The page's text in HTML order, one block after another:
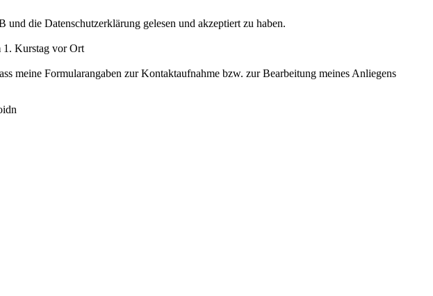
die Datenschutzerklärung gelesen und akzeptiert zu haben.
1. Kurstag vor Ort
meine Formularangaben zur Kontaktaufnahme bzw. zur Bearbeitung meines Anliegens